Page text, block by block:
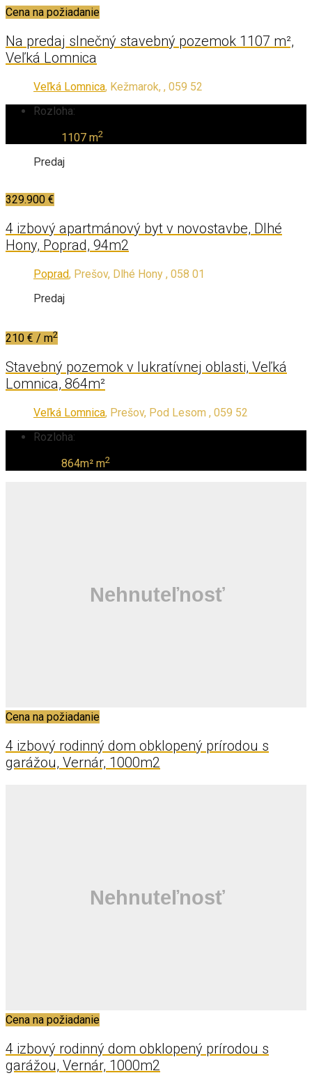
Cena na požiadanie
Na predaj slnečný stavebný pozemok 1107 m²,
Veľká Lomnica
Veľká Lomnica, Kežmarok, , 059 52
Rozloha:
1107 m2
Predaj
329.900 €
4 izbový apartmánový byt v novostavbe, Dlhé
Hony, Poprad, 94m2
Poprad, Prešov, Dlhé Hony , 058 01
Predaj
210 € / m2
Stavebný pozemok v lukratívnej oblasti, Veľká
Lomnica, 864m²
Veľká Lomnica, Prešov, Pod Lesom , 059 52
Rozloha:
864m² m2
Cena na požiadanie
4 izbový rodinný dom obklopený prírodou s
garážou, Vernár, 1000m2
Cena na požiadanie
4 izbový rodinný dom obklopený prírodou s
garážou, Vernár, 1000m2